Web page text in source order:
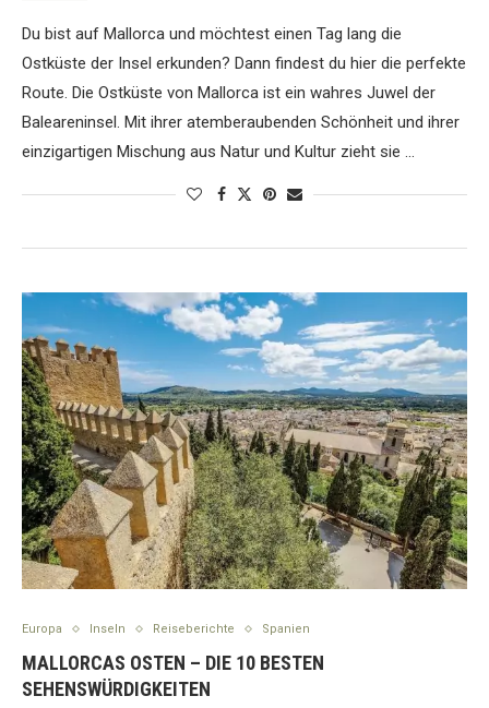
Du bist auf Mallorca und möchtest einen Tag lang die
Ostküste der Insel erkunden? Dann findest du hier die perfekte
Route. Die Ostküste von Mallorca ist ein wahres Juwel der
Baleareninsel. Mit ihrer atemberaubenden Schönheit und ihrer
einzigartigen Mischung aus Natur und Kultur zieht sie …
Europa Inseln Reiseberichte Spanien
MALLORCAS OSTEN – DIE 10 BESTEN
SEHENSWÜRDIGKEITEN